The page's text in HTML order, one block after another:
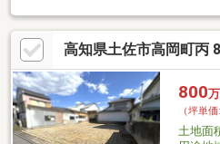
なっており開放感があります。■リ
為、生活感を抑えた空間を保てます
ｍ、高岡中学校 まで約550ｍ♪お子様
サンシャインオリビオ店やローソン
日のお買い物も便利です。■土佐市
分！図書館も併設されており、子ど
す♪
高知県土佐市高岡町丙
800
（坪単価
土地面